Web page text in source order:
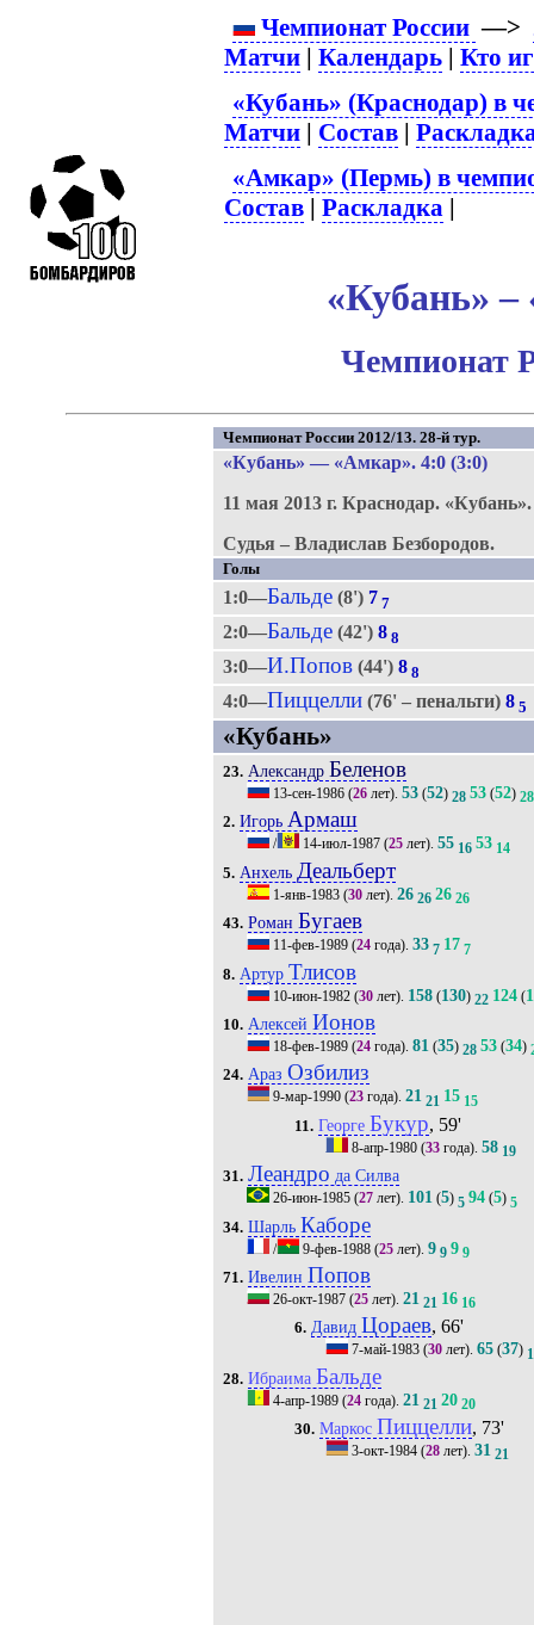
Чемпионат России —>
Матчи |Календарь |Кто
«Кубань» (Краснодар) в
Матчи | Состав |
«Амкар» (Пермь) в
Состав |Раскладка |
«Кубань»
Чемпионат
Чемпионат России 2012/13. 28-й тур.
«Кубань» — «Амкар». 4:0 (3:0)
11 мая 2013 г. Краснодар.
Судья – Владислав Безбородов.
Голы
1:0—Бальде(8') 7 7
2:0—Бальде(42') 8 8
3:0—И.Попов(44') 8 8
4:0—Пиццелли(76' – пенальти) 8 5
«Кубань»
23. Александр Беленов
13-сен-1986(26лет). 53(52) 28 53(52) 28
2. Игорь Армаш
/ 14-июл-1987(25лет). 55 16 53 14
5. Анхель Деальберт
1-янв-1983(30лет). 26 26 26 26
43. Роман Бугаев
11-фев-1989(24года). 33 7 17 7
8. Артур Тлисов
10-июн-1982(30лет). 158(130) 22 124(
10. Алексей Ионов
18-фев-1989(24года). 81(35) 28 53(34)
24. Араз Озбилиз
9-мар-1990(23года). 21 21 15 15
11. Георге Букур, 59'
8-апр-1980 (33 года).58 19
31. Леандро да Силва
26-июн-1985(27лет). 101(5) 5 94(5) 5
34. Шарль Каборе
/ 9-фев-1988(25лет). 9 9 9 9
71. Ивелин Попов
26-окт-1987(25лет). 21 21 16 16
6. Давид Цораев, 66'
7-май-1983 (30 лет).65 (37)
28. Ибраима Бальде
4-апр-1989(24года). 21 21 20 20
30. Маркос Пиццелли, 73'
3-окт-1984 (28 лет).31 21